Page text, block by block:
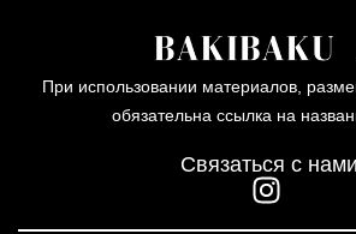
При использовании материалов,
обязательна ссылка на
Связаться с нами